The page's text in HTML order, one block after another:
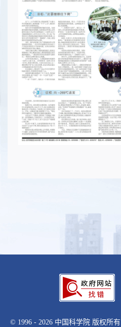
© 1996 - 2026 中国科学院 版权所有